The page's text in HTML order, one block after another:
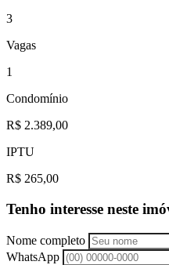
3
Vagas
1
Condomínio
R$ 2.389,00
IPTU
R$ 265,00
Tenho interesse neste
Nome completo
WhatsApp